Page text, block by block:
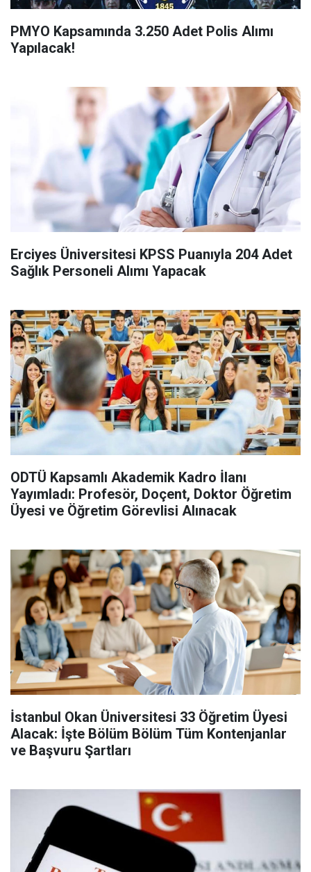
PMYO Kapsamında 3.250 Adet Polis Alımı
Yapılacak!
Erciyes Üniversitesi KPSS Puanıyla 204 Adet
Sağlık Personeli Alımı Yapacak
ODTÜ Kapsamlı Akademik Kadro İlanı
Yayımladı: Profesör, Doçent, Doktor Öğretim
Üyesi ve Öğretim Görevlisi Alınacak
İstanbul Okan Üniversitesi 33 Öğretim Üyesi
Alacak: İşte Bölüm Bölüm Tüm Kontenjanlar
ve Başvuru Şartları